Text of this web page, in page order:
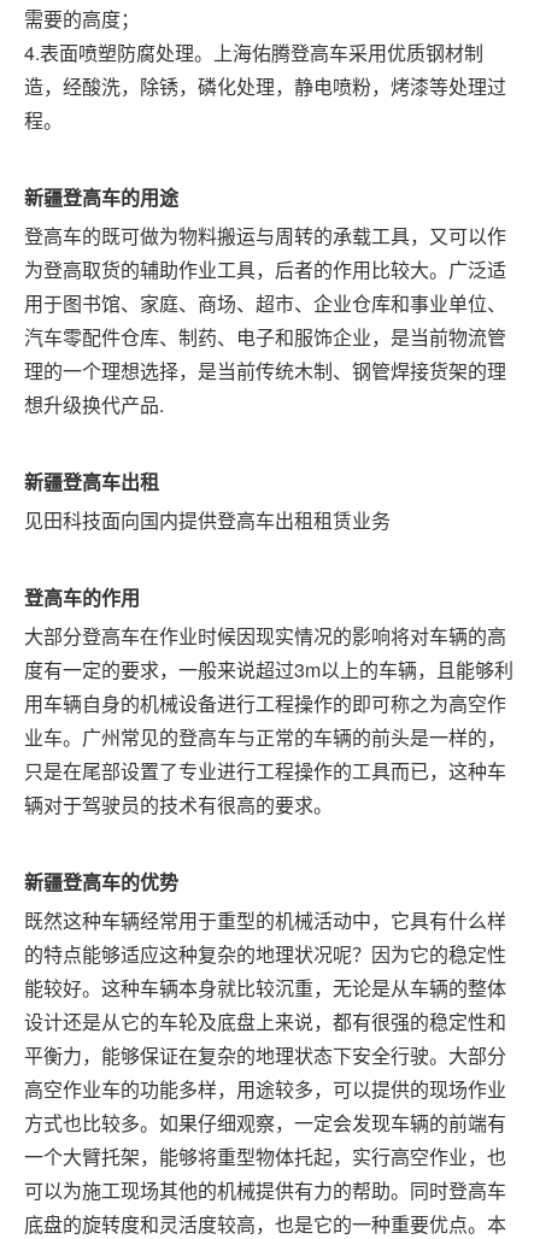
需要的高度；
4.表面喷塑防腐处理。上海佑腾登高车采用优质钢材制
造，经酸洗，除锈，磷化处理，静电喷粉，烤漆等处理过
程。
新疆登高车的用途
登高车的既可做为物料搬运与周转的承载工具，又可以作
为登高取货的辅助作业工具，后者的作用比较大。广泛适
用于图书馆、家庭、商场、超市、企业仓库和事业单位、
汽车零配件仓库、制药、电子和服饰企业，是当前物流管
理的一个理想选择，是当前传统木制、钢管焊接货架的理
想升级换代产品.
新疆登高车出租
见田科技面向国内提供登高车出租租赁业务
登高车的作用
大部分登高车在作业时候因现实情况的影响将对车辆的高
度有一定的要求，一般来说超过3m以上的车辆，且能够利
用车辆自身的机械设备进行工程操作的即可称之为高空作
业车。广州常见的登高车与正常的车辆的前头是一样的，
只是在尾部设置了专业进行工程操作的工具而已，这种车
辆对于驾驶员的技术有很高的要求。
新疆登高车的优势
既然这种车辆经常用于重型的机械活动中，它具有什么样
的特点能够适应这种复杂的地理状况呢？因为它的稳定性
能较好。这种车辆本身就比较沉重，无论是从车辆的整体
设计还是从它的车轮及底盘上来说，都有很强的稳定性和
平衡力，能够保证在复杂的地理状态下安全行驶。大部分
高空作业车的功能多样，用途较多，可以提供的现场作业
方式也比较多。如果仔细观察，一定会发现车辆的前端有
一个大臂托架，能够将重型物体托起，实行高空作业，也
可以为施工现场其他的机械提供有力的帮助。同时登高车
底盘的旋转度和灵活度较高，也是它的一种重要优点。本